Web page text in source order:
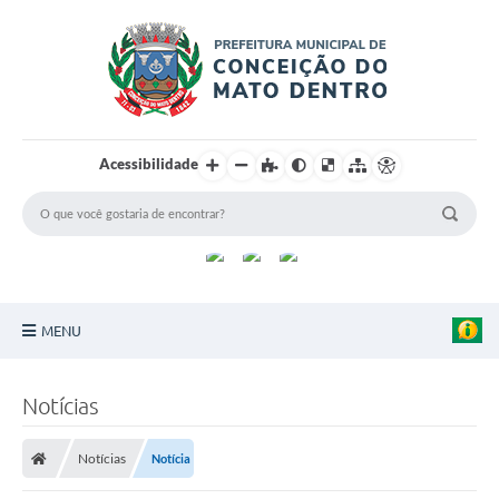
Acessibilidade
MENU
Turismo
Notícias
Notícias Notícia